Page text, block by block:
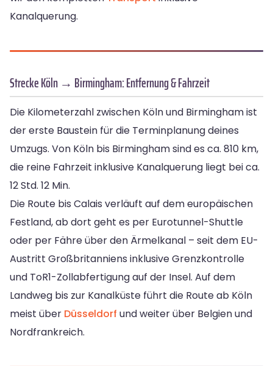
Kanalquerung.
Strecke Köln → Birmingham: Entfernung & Fahrzeit
Die Kilometerzahl zwischen Köln und Birmingham ist
der erste Baustein für die Terminplanung deines
Umzugs. Von Köln bis Birmingham sind es ca. 810 km,
die reine Fahrzeit inklusive Kanalquerung liegt bei ca.
12 Std. 12 Min.
Die Route bis Calais verläuft auf dem europäischen
Festland, ab dort geht es per Eurotunnel-Shuttle
oder per Fähre über den Ärmelkanal – seit dem EU-
Austritt Großbritanniens inklusive Grenzkontrolle
und ToR1-Zollabfertigung auf der Insel. Auf dem
Landweg bis zur Kanalküste führt die Route ab Köln
meist über Düsseldorf und weiter über Belgien und
Nordfrankreich.